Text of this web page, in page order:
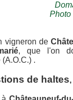
Photo
vigneron de
, que l'on
.
de haltes